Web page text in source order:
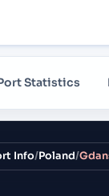
Statistics
Info/Poland/